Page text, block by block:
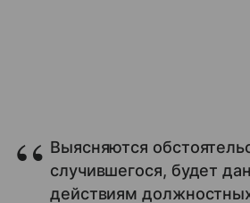
Выясняются
случившегося, будет
действиям